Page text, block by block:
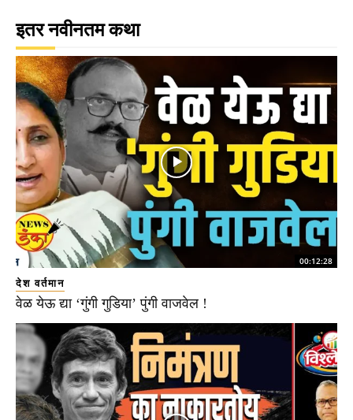
इतर नवीनतम कथा
00:12:28
देश वर्तमान
वेळ येऊ द्या ‘गुंगी गुडिया’ पुंगी वाजवेल !